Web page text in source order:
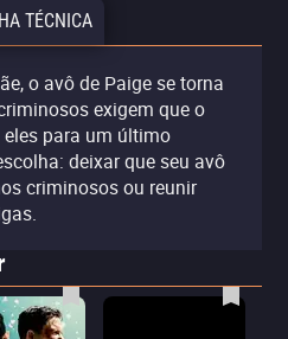
TÉCNICA
o avô de Paige se torna
exigem que o
para um último
deixar que seu avô
criminosos ou reunir